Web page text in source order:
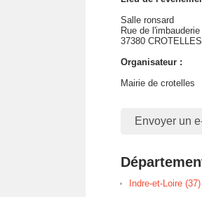
Salle ronsard
Rue de l'imbauderie
37380 CROTELLES
Organisateur :
Mairie de crotelles
Envoyer un
Indre-et-Loire (37)